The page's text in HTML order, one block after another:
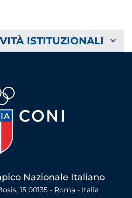
ISTITUZIONALI
Nazionale Italiano
15 00135 - Roma - Italia